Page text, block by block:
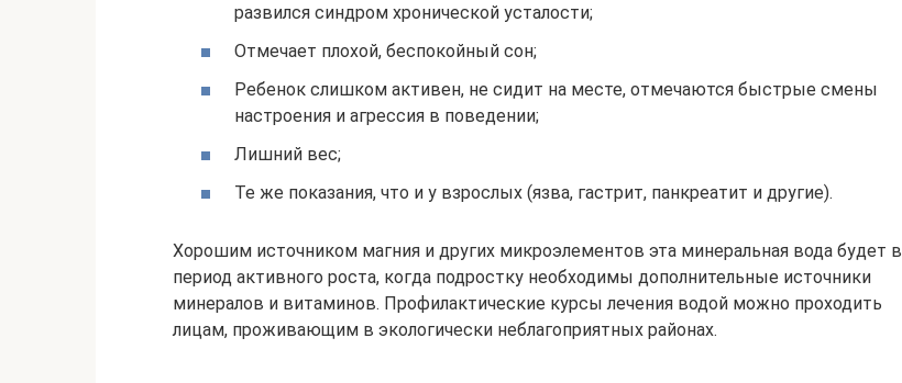
развился синдром хронической усталости;
Отмечает плохой, беспокойный сон;
Ребенок слишком активен, не сидит на месте, отмечаются быстрые смены
настроения и агрессия в поведении;
Лишний вес;
Те же показания, что и у взрослых (язва, гастрит, панкреатит и другие).
Хорошим источником магния и других микроэлементов эта минеральная вода будет в
период активного роста, когда подростку необходимы дополнительные источники
минералов и витаминов. Профилактические курсы лечения водой можно проходить
лицам, проживающим в экологически неблагоприятных районах.